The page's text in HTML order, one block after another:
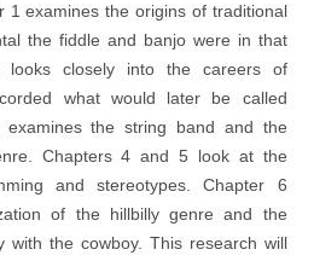
1 examines the origins of traditional
the fiddle and banjo were in that
looks closely into the careers of
what would later be called
examines the string band and the
Chapters 4 and 5 look at the
and stereotypes. Chapter 6
of the hillbilly genre and the
with the cowboy. This research will